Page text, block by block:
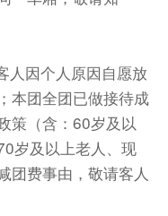
州府城主要门户之一
古桥之一的【湘子
/人），其“十八梭船
、洛阳桥、芦沟桥
梁专家茅以升誉
后游览【牌坊街】
愿自费约 30 元/人
人因个人原因自愿放
本团全团已做接待成
策（含：60岁及以
岁及以上老人、现
团费事由，敬请客人